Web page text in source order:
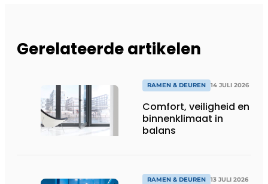
Gerelateerde artikelen
RAMEN & DEUREN 14 JULI 2026
Comfort, veiligheid en
binnenklimaat in
balans
RAMEN & DEUREN 13 JULI 2026